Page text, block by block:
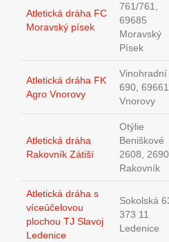
Atletická dráha FC
Moravský písek
761/761,
69685
Moravský
Písek
Atletická dráha FK
Agro Vnorovy
Vinohradní
690, 69661
Vnorovy
Atletická dráha
Rakovník Zátiší
Otýlie
Beniškové
2608,
Rakovník
Atletická dráha s
víceúčelovou
plochou TJ Slavoj
Ledenice
Sokolská
373 11
Ledenice